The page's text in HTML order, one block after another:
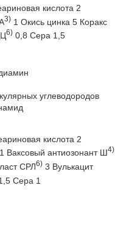
кислота 2
3)1 Окись цинка 5 Коракс
6)0,8 Сера 1,5
углеводородов
кислота 2
Ваксовый антиозонант Ш4)
СРЛ6)3 Вулькацит
Сера 1